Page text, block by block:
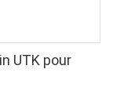
UTK pour